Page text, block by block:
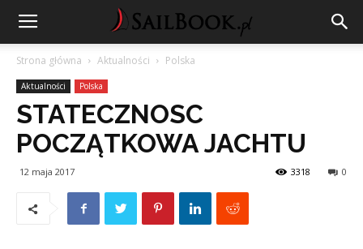
Strona główna Aktualności Polska
Aktualności Polska
STATECZNOSC
POCZĄTKOWA JACHTU
12 maja 2017 0
3318